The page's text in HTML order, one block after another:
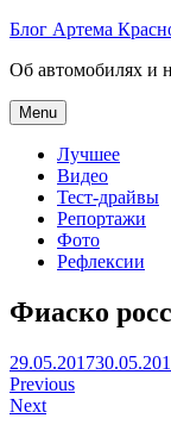
Skip
content
Блог Артема
Об автомобилях и
Menu
Лучшее
Видео
Тест-драйвы
Репортажи
Фото
Рефлексии
Фиаско
Артем
Краснов
29.05.2017
Навигация
по
Previous
Next